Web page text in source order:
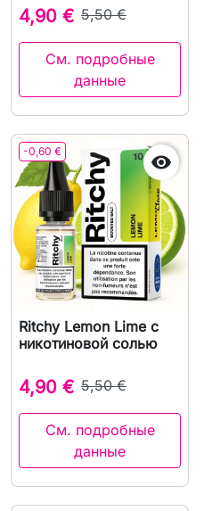
4,90 € 5,50 €
См. подробные
данные
-0,60 € 
Ritchy Lemon Lime с
никотиновой солью
4,90 € 5,50 €
См. подробные
данные